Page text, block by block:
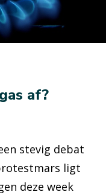
af?
stevig debat
ligt
deze week